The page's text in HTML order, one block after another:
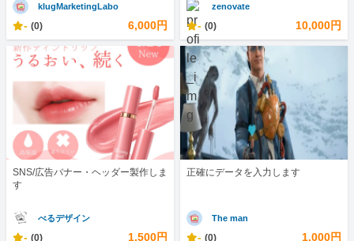
klugMarketingLabo
- (0) 6,000円
zenovate
- (0) 10,000円
SNS/広告バナー・ヘッダー製作しま
す
べるデザイン
- (0) 1,500円
正確にデータを入力します
The man
- (0) 1,000円